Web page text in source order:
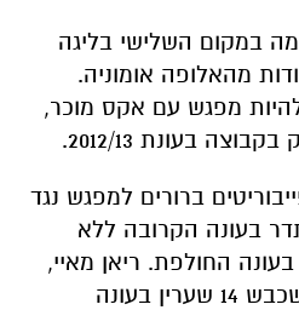
במקום השלישי בליגה
רחוקה 11 נקודות מהאלופה אומוניה.
מפגש עם אקס מוכר,
בעונת 2012/13.
ברורים למפגש נגד
בעונה הקרובה ללא
החולפת. ריאן מאיי,
הבלגי ממוצא מרוקאי שכבש 14 שערין בעונה